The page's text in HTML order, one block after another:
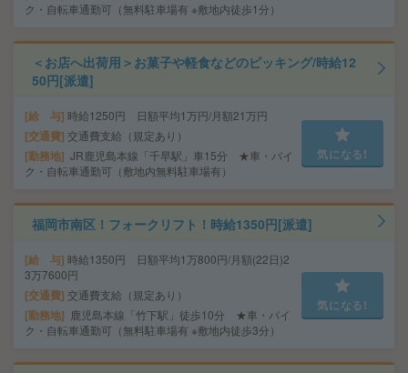
ク・自転車通勤可（無料駐車場有 ※敷地内徒歩1分）
＜お店へ出荷用＞お菓子や軽食などのピッキング/時給12
50円[派遣]
給 与 時給1250円 日額平均1万円/月額21万円
交通費 交通費支給（規定あり）
勤務地 JR鹿児島本線「千早駅」車15分 ★車・バイ
ク・自転車通勤可（敷地内無料駐車場有）
気になる!
福岡市南区！フォークリフト！時給1350円[派遣]
給 与 時給1350円 日額平均1万800円/月額(22日)2
3万7600円
交通費 交通費支給（規定あり）
勤務地
鹿児島本線「竹下駅」徒歩10分 ★車・バイ
ク・自転車通勤可（無料駐車場有 ※敷地内徒歩3分）
気になる!